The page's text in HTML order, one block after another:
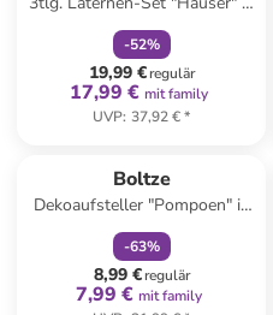
Rot
-52%
19,99 €regulär
17,99 € mit family
UVP: 37,92 €*
Boltze
Dekoaufsteller "Pompoen" in
Creme - (H)16 x Ø 12,5 cm
-63%
8,99 €regulär
7,99 € mit family